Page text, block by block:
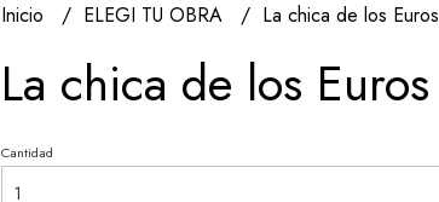
Inicio ELEGI TU OBRA La chica de los Euros
La chica de los Euros
Cantidad